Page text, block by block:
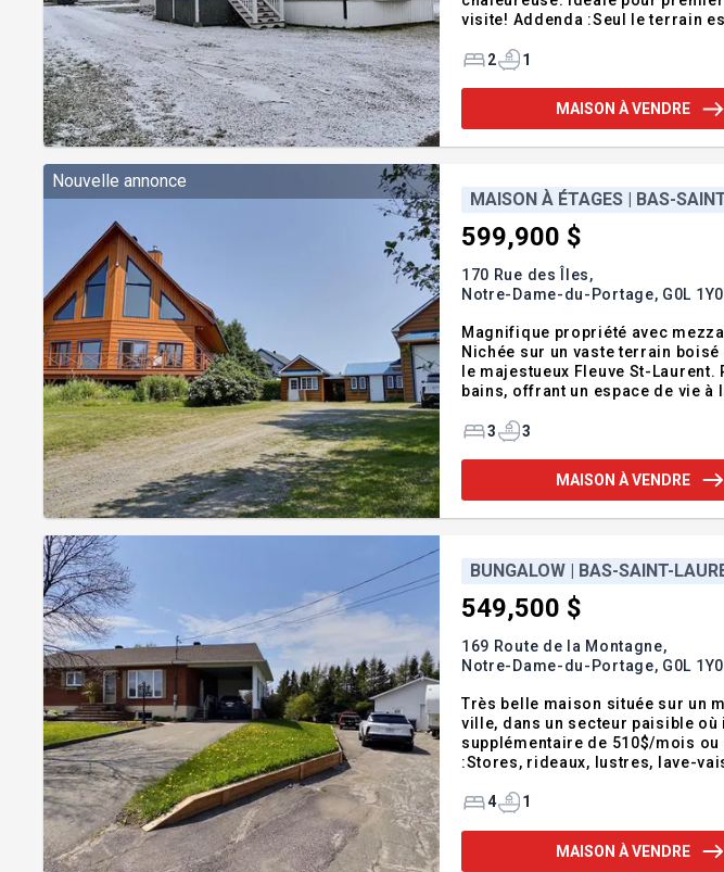
visite! Addenda :Seul le terrain
2
1
MAISON À VENDRE
Nouvelle annonce
MAISON À ÉTAGES | BAS-
599,900 $
170 Rue des Îles,
Notre-Dame-du-Portage, G0L 1Y0
Magnifique propriété avec
Nichée sur un vaste terrain
le majestueux Fleuve St-
bains, offrant un espace de vie
Inclusion
3 3
MAISON À VENDRE
BUNGALOW | BAS-SAINT-
549,500 $
169 Route de la Montagne,
Notre-Dame-du-Portage, G0L 1Y0
Très belle maison située sur un
ville, dans un secteur paisible
supplémentaire de 510$/mois
:Stores, rideaux, lustres, lave-
4
1
MAISON À VENDRE